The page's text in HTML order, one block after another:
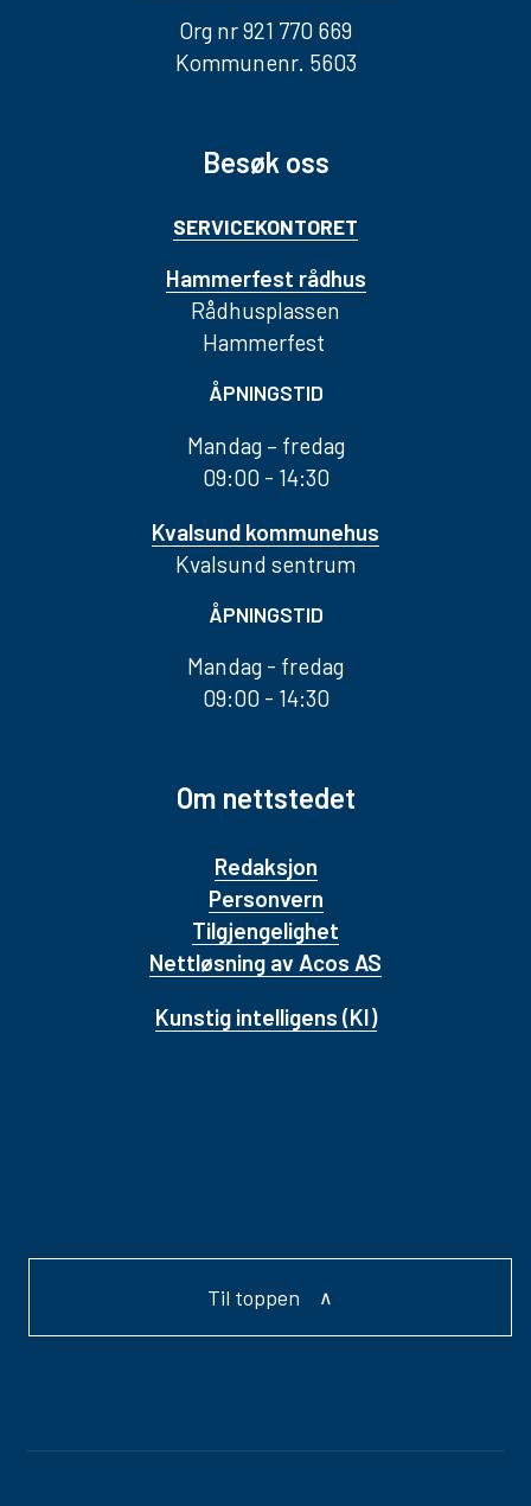
Org nr 921 770 669
Kommunenr. 5603
Besøk oss
SERVICEKONTORET
Hammerfest rådhus
Rådhusplassen
Hammerfest
ÅPNINGSTID
Mandag – fredag
09:00 - 14:30
Kvalsund kommunehus
Kvalsund sentrum
ÅPNINGSTID
Mandag - fredag
09:00 - 14:30
Om nettstedet
Redaksjon
Personvern
Tilgjengelighet
Nettløsning av Acos AS
Kunstig intelligens (KI)
Til toppen